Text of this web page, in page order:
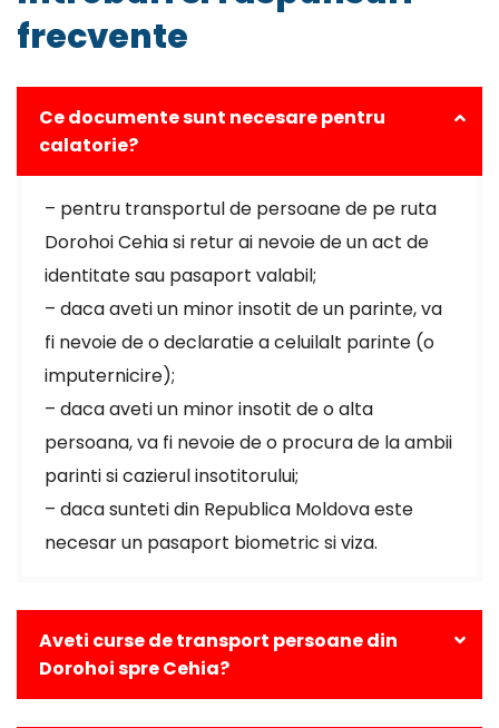
frecvente
Ce documente sunt necesare pentru
calatorie?
– pentru transportul de persoane de pe ruta
Dorohoi Cehia si retur ai nevoie de un act de
identitate sau pasaport valabil;
– daca aveti un minor insotit de un parinte, va
fi nevoie de o declaratie a celuilalt parinte (o
imputernicire);
– daca aveti un minor insotit de o alta
persoana, va fi nevoie de o procura de la ambii
parinti si cazierul insotitorului;
– daca sunteti din Republica Moldova este
necesar un pasaport biometric si viza.
Aveti curse de transport persoane din
Dorohoi spre Cehia?